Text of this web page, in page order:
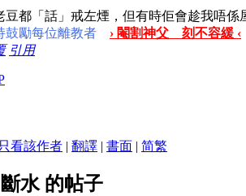
豆都「話」戒左煙，但有時佢會趁我唔係
鼓勵每位離教者
› 閹割神父 刻不容緩 ‹
引用
只看該作者 | 翻譯 | 書面 | 简繁
水 的帖子